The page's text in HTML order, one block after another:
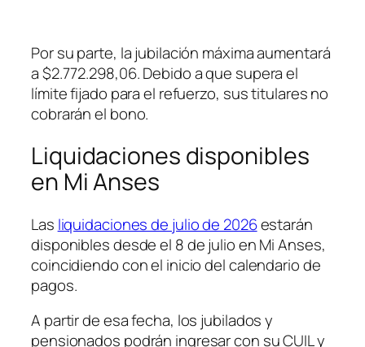
Por su parte, la jubilación máxima aumentará
a $2.772.298,06. Debido a que supera el
límite fijado para el refuerzo, sus titulares no
cobrarán el bono.
Liquidaciones disponibles
en Mi Anses
Las liquidaciones de julio de 2026estarán
disponibles desde el 8 de julio en Mi Anses,
coincidiendo con el inicio del calendario de
pagos.
A partir de esa fecha, los jubilados y
pensionados podrán ingresar con su CUIL y